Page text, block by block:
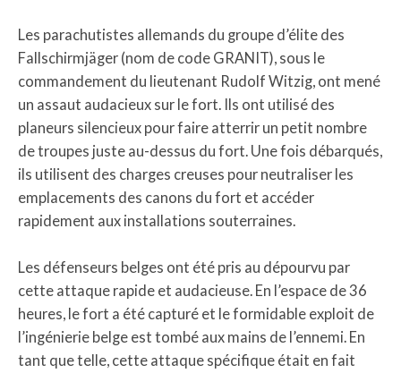
Les parachutistes allemands du groupe d’élite des
Fallschirmjäger (nom de code GRANIT), sous le
commandement du lieutenant Rudolf Witzig, ont mené
un assaut audacieux sur le fort. Ils ont utilisé des
planeurs silencieux pour faire atterrir un petit nombre
de troupes juste au-dessus du fort. Une fois débarqués,
ils utilisent des charges creuses pour neutraliser les
emplacements des canons du fort et accéder
rapidement aux installations souterraines.
Les défenseurs belges ont été pris au dépourvu par
cette attaque rapide et audacieuse. En l’espace de 36
heures, le fort a été capturé et le formidable exploit de
l’ingénierie belge est tombé aux mains de l’ennemi. En
tant que telle, cette attaque spécifique était en fait